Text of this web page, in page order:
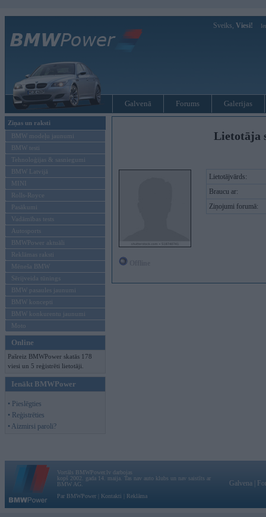
Sveiks, Viesi!
Galvenā Forums Galerijas
Ziņas un raksti
BMW modeļu jaunumi
BMW testi
Tehnoloģijas & sasniegumi
BMW Latvijā
MINI
Rolls-Royce
Pasākumi
Vadāmības tests
Autosports
BMWPower aktuāli
Reklāmas raksti
Mēneša BMW
Sērijveida tūnings
BMW pasaules jaunumi
BMW koncepti
BMW konkurentu jaunumi
Moto
Online
Pašreiz BMWPower skatās 178
viesi un 5 reģistrēti lietotāji.
Ienākt BMWPower
• Pieslēgties
• Reģistrēties
• Aizmirsi paroli?
Lietotāja
Lietotājvārds:
Braucu ar:
Ziņojumi forumā:
Vortāls BMWPower.lv darbojas
kopš 2002. gada 14. maija. Tas nav auto klubs un nav saistīts ar
BMW AG.
Par BMWPower
Kontakti Reklāma
Galvena